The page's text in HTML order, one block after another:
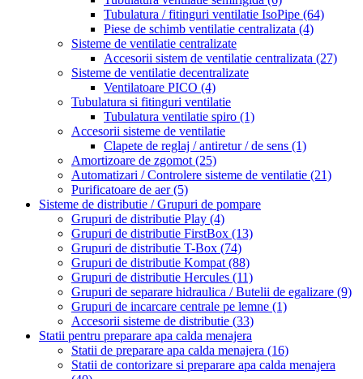
Tubulatura / fitinguri ventilatie IsoPipe (64)
Piese de schimb ventilatie centralizata (4)
Sisteme de ventilatie centralizate
Accesorii sistem de ventilatie centralizata (27)
Sisteme de ventilatie decentralizate
Ventilatoare PICO (4)
Tubulatura si fitinguri ventilatie
Tubulatura ventilatie spiro (1)
Accesorii sisteme de ventilatie
Clapete de reglaj / antiretur / de sens (1)
Amortizoare de zgomot (25)
Automatizari / Controlere sisteme de ventilatie (21)
Purificatoare de aer(5)
Sisteme de distributie / Grupuri de pompare
Grupuri de distributie Play (4)
Grupuri de distributie FirstBox (13)
Grupuri de distributie T-Box (74)
Grupuri de distributie Kompat (88)
Grupuri de distributie Hercules (11)
Grupuri de separare hidraulica / Butelii de egalizare (9)
Grupuri de incarcare centrale pe lemne (1)
Accesorii sisteme de distributie (33)
Statii pentru preparare apa calda menajera
Statii de preparare apa calda menajera (16)
Statii de contorizare si preparare apa calda menajera